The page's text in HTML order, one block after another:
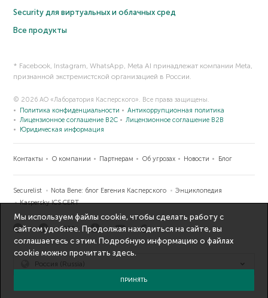
Security для виртуальных и облачных сред
Все продукты
* Facebook, Instagram, WhatsApp, Meta AI принадлежат компании Meta,
признанной экстремистской организацией в России.
© 2026 АО «Лаборатория Касперского». Все права защищены.
Политика конфиденциальности
Антикоррупционная политика
Лицензионное соглашение B2C
Лицензионное соглашение B2B
Юридическая информация
Контакты О компании Партнерам Об угрозах Новости Блог
Securelist Nota Bene: блог Евгения Касперского
Энциклопедия
Kaspersky ICS CERT
Россия (Russia)
Мы используем файлы cookie, чтобы сделать работу с
сайтом удобнее. Продолжая находиться на сайте, вы
соглашаетесь с этим. Подробную информацию о файлах
cookie можно прочитатьздесь.
ПРИНЯТЬ